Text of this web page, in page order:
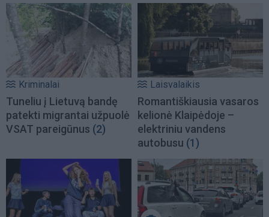
Kriminalai
Tuneliu į Lietuvą bandę
patekti migrantai užpuolė
VSAT pareigūnus (2)
Laisvalaikis
Romantiškiausia vasaros
kelionė Klaipėdoje –
elektriniu vandens
autobusu (1)